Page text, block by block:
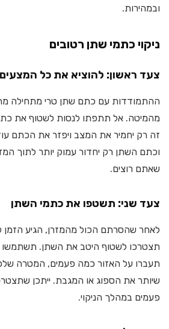
ובמהירות.
ניקוי כתמי שתן רטובים
צעד ראשון: להוציא את כל המצעים
ההתמודדות עם כתם שתן טרי מתחילה
מהמיטה. אל תתפתו לנסות לשטוף את
זה רק יחמיר את המצב ויפזר את הכתם
וכתם השתן רק יחדור עמוק יותר לתוך
שאתם רוצים.
צעד שני: תשטפו את כתמי השתן
לאחר שהסרתם הכול מהמזרן, הגיע
תצטרכו לשטוף היטב את השתן. תשתמשו
תעברו על האזור כמה פעמים, המטרה
שיותר את הספוג או המגבת. ייתכן
פעמים במהלך הניקוי.